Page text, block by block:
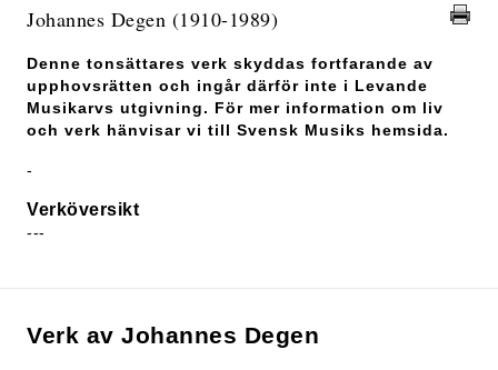
Johannes Degen (1910-1989)
Denne tonsättares verk skyddas fortfarande av
upphovsrätten och ingår därför inte i Levande
Musikarvs utgivning. För mer information om liv
och verk hänvisar vi till Svensk Musiks hemsida.
-
Verköversikt
---
Verk av Johannes Degen